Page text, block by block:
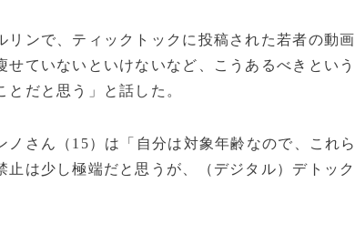
リンで、ティックトックに投稿された若者の動
せていないといけないなど、こうあるべきとい
とだと思う」と話した。
ノさん（15）は「自分は対象年齢なので、これ
止は少し極端だと思うが、（デジタル）デトッ